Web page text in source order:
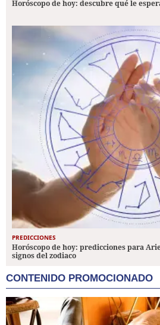
Horóscopo de hoy: descubre qué le
PREDICCIONES
Horóscopo de hoy: predicciones para
signos del zodiaco
CONTENIDO PROMOCIONADO